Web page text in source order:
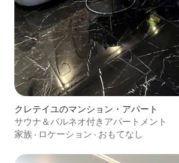
クレテイユのマンション・アパート
サウナ＆バルネオ付きアパートメント
家族 · ロケーション · おもてなし